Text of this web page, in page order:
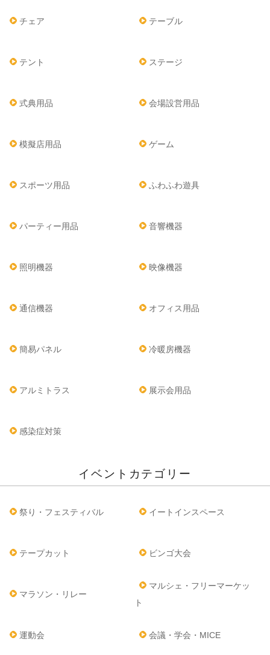
チェア テーブル
テント ステージ
式典用品 会場設営用品
模擬店用品 ゲーム
スポーツ用品 ふわふわ遊具
パーティー用品 音響機器
照明機器 映像機器
通信機器 オフィス用品
簡易パネル 冷暖房機器
アルミトラス 展示会用品
感染症対策
イベントカテゴリー
祭り・フェスティバル イートインスペース
テープカット ビンゴ大会
マラソン・リレー
マルシェ・フリーマーケッ
ト
運動会 会議・学会・MICE